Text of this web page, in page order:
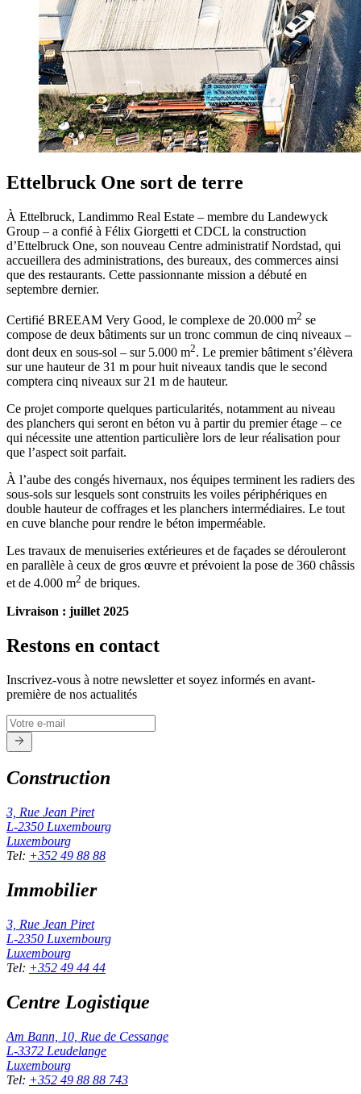
Ettelbruck One sort de terre
À Ettelbruck, Landimmo Real Estate – membre du Landewyck
Group – a confié à Félix Giorgetti et CDCL la construction
d’Ettelbruck One, son nouveau Centre administratif Nordstad, qui
accueillera des administrations, des bureaux, des commerces ainsi
que des restaurants. Cette passionnante mission a débuté en
septembre dernier.
Certifié BREEAM Very Good, le complexe de 20.000 m2 se
compose de deux bâtiments sur un tronc commun de cinq niveaux –
dont deux en sous-sol – sur 5.000 m2. Le premier bâtiment s’élèvera
sur une hauteur de 31 m pour huit niveaux tandis que le second
comptera cinq niveaux sur 21 m de hauteur.
Ce projet comporte quelques particularités, notamment au niveau
des planchers qui seront en béton vu à partir du premier étage – ce
qui nécessite une attention particulière lors de leur réalisation pour
que l’aspect soit parfait.
À l’aube des congés hivernaux, nos équipes terminent les radiers des
sous-sols sur lesquels sont construits les voiles périphériques en
double hauteur de coffrages et les planchers intermédiaires. Le tout
en cuve blanche pour rendre le béton imperméable.
Les travaux de menuiseries extérieures et de façades se dérouleront
en parallèle à ceux de gros œuvre et prévoient la pose de 360 châssis
et de 4.000 m2 de briques.
Livraison : juillet 2025
Restons en contact
Inscrivez-vous à notre newsletter et soyez informés en avant-
première de nos actualités
Construction
3, Rue Jean Piret
L-2350 Luxembourg
Luxembourg
Tel: +352 49 88 88
Immobilier
3, Rue Jean Piret
L-2350 Luxembourg
Luxembourg
Tel: +352 49 44 44
Centre Logistique
Am Bann, 10, Rue de Cessange
L-3372 Leudelange
Luxembourg
Tel: +352 49 88 88 743